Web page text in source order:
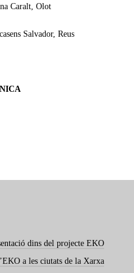
Caralt, Olot
Salvador, Reus
dins del projecte EKO
a les ciutats de la Xarxa